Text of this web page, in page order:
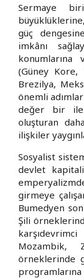
Sermaye
güç
imkânı
(Güney Kore,
Brezilya,
önemli
değer bir
oluşturan
ilişkiler
Sosyalist
devlet
girmeye
Bumedyen
Şili
Mozambik,
örneklerinde